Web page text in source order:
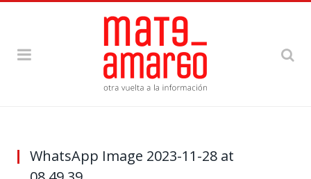
WhatsApp Image 2023-11-28 at